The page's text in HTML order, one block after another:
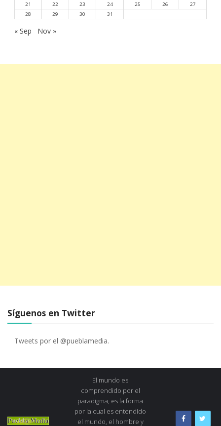
21
22 23 24 25 26
27
28
29 30 31
« Sep Nov »
Síguenos en Twitter
Tweets por el @pueblamedia.
El mundo es
comprendido por el
paradigma, es la forma
por la cual es entendido
el mundo, el hombre y